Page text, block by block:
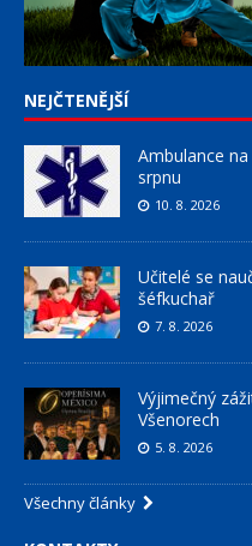
NEJČTENĚJŠÍ
Ambulance
srpnu
10. 8. 2026
Učitelé se
šéfkuchař
7. 8. 2026
Výjimečný
Všenorech
5. 8. 2026
Všechny články